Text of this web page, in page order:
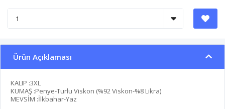
Ürün Açıklaması
KALIP :3XL
KUMAŞ :Penye-Turlu Viskon (%92 Viskon-%8 Likra)
MEVSİM :İlkbahar-Yaz